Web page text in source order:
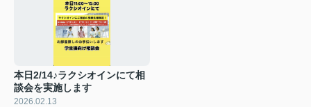
本日2/14♪ラクシオインにて相
談会を実施します
2026.02.13